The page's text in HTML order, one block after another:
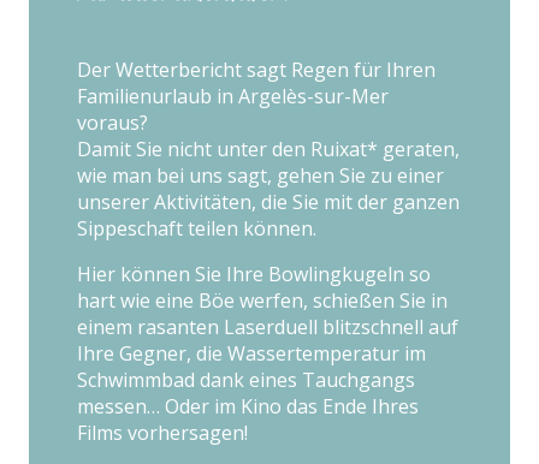
Der Wetterbericht sagt Regen für Ihren
Familienurlaub in Argelès-sur-Mer
voraus?
Damit Sie nicht unter den Ruixat* geraten,
wie man bei uns sagt, gehen Sie zu einer
unserer Aktivitäten, die Sie mit der ganzen
Sippeschaft teilen können.
Hier können Sie Ihre Bowlingkugeln so
hart wie eine Böe werfen, schießen Sie in
einem rasanten Laserduell blitzschnell auf
Ihre Gegner, die Wassertemperatur im
Schwimmbad dank eines Tauchgangs
messen… Oder im Kino das Ende Ihres
Films vorhersagen!